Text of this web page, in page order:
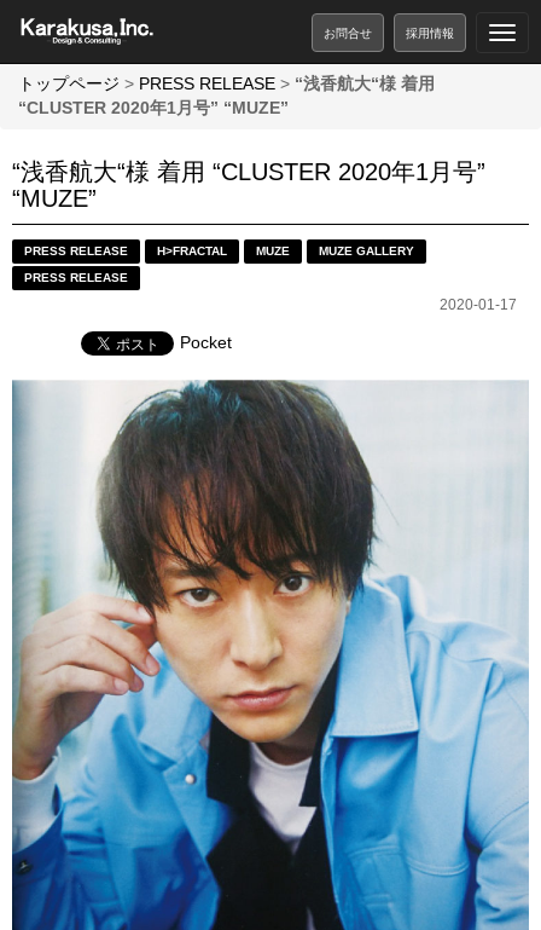
採用情報
お問合せ
トップページ > PRESS RELEASE > “浅香航大“様 着用
“CLUSTER 2020年1月号” “MUZE”
“浅香航大“様 着用 “CLUSTER 2020年1月号”
“MUZE”
PRESS RELEASE H>FRACTAL MUZE
MUZE GALLERY
PRESS RELEASE
2020-01-17
Pocket